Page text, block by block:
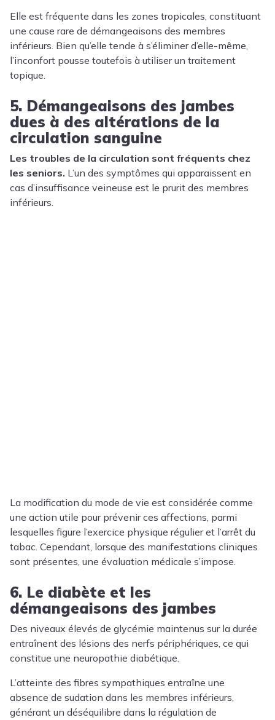
Elle est fréquente dans les zones tropicales, constituant
une cause rare de démangeaisons des membres
inférieurs. Bien qu’elle tende à s’éliminer d’elle-même,
l’inconfort pousse toutefois à utiliser un traitement
topique.
5. Démangeaisons des jambes
dues à des altérations de la
circulation sanguine
Les troubles de la circulation sont fréquents chez
les seniors. L’un des symptômes qui apparaissent en
cas d’insuffisance veineuse est le prurit des membres
inférieurs.
La modification du mode de vie est considérée comme
une action utile pour prévenir ces affections, parmi
lesquelles figure l’exercice physique régulier et l’arrêt du
tabac. Cependant, lorsque des manifestations cliniques
sont présentes, une évaluation médicale s’impose.
6. Le diabète et les
démangeaisons des jambes
Des niveaux élevés de glycémie maintenus sur la durée
entraînent des lésions des nerfs périphériques, ce qui
constitue une neuropathie diabétique.
L’atteinte des fibres sympathiques entraîne une
absence de sudation dans les membres inférieurs,
générant un déséquilibre dans la régulation de